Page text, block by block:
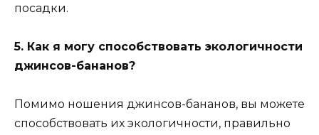
посадки.
5. Как я могу способствовать экологичности
джинсов-бананов?
Помимо ношения джинсов-бананов, вы можете
способствовать их экологичности, правильно